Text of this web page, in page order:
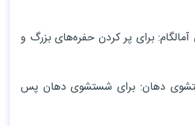
آمالگام: برای پر کردن حفره‌های بزرگ و
دهان: برای شستشوی دهان پس